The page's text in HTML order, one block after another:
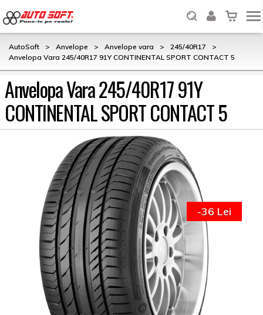
AutoSoft > Anvelope > Anvelope vara > 245/40R17
>
Anvelopa Vara 245/40R17 91Y CONTINENTAL SPORT CONTACT 5
Anvelopa Vara 245/40R17 91Y
CONTINENTAL SPORT CONTACT 5
-36 Lei